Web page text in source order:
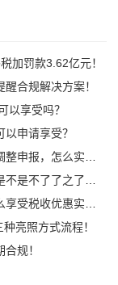
加罚款3.62亿元！
合规解决方案！
以享受吗？
申请享受？
规申报享受税收优惠！
不了了之了嘛？
惠实现税务合规？
亮照方式流程！
规！